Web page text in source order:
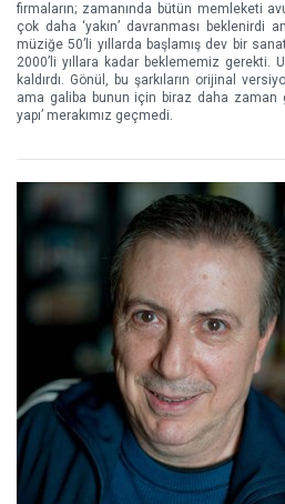
firmaların; zamanında bütün memleketi
çok daha ‘yakın’ davranması beklenirdi
müziğe 50’li yıllarda başlamış dev bir
2000’li yıllara kadar beklememiz gerekti.
kaldırdı. Gönül, bu şarkıların orijinal
ama galiba bunun için biraz daha zaman
yapı’ merakımız geçmedi.